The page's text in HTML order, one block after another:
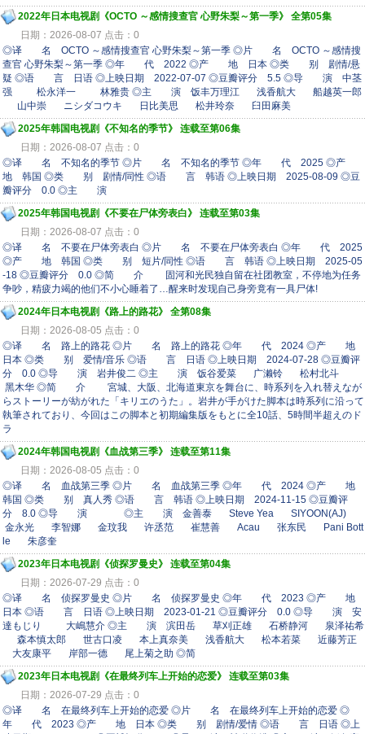
2022年日本电视剧《OCTO ～感情搜查官 心野朱梨～第一季》 全第05集
日期：2026-08-07 点击：0
◎译 名 OCTO ～感情搜查官 心野朱梨～第一季 ◎片 名 OCTO ～感情搜
查官 心野朱梨～第一季 ◎年 代 2022 ◎产 地 日本 ◎类 别 剧情/悬
疑 ◎语 言 日语 ◎上映日期 2022-07-07 ◎豆瓣评分 5.5 ◎导 演 中茎
强 松永洋一 林雅贵 ◎主 演 饭丰万理江 浅香航大 船越英一郎
山中崇 ニシダコウキ 日比美思 松井玲奈 臼田麻美
2025年韩国电视剧《不知名的季节》 连载至第06集
日期：2026-08-07 点击：0
◎译 名 不知名的季节 ◎片 名 不知名的季节 ◎年 代 2025 ◎产
地 韩国 ◎类 别 剧情/同性 ◎语 言 韩语 ◎上映日期 2025-08-09 ◎豆
瓣评分 0.0 ◎主 演
2025年韩国电视剧《不要在尸体旁表白》 连载至第03集
日期：2026-08-07 点击：0
◎译 名 不要在尸体旁表白 ◎片 名 不要在尸体旁表白 ◎年 代 2025
◎产 地 韩国 ◎类 别 短片/同性 ◎语 言 韩语 ◎上映日期 2025-05
-18 ◎豆瓣评分 0.0 ◎简 介 固河和光民独自留在社团教室，不停地为任务
争吵，精疲力竭的他们不小心睡着了…醒来时发现自己身旁竟有一具尸体!
2024年日本电视剧《路上的路花》 全第08集
日期：2026-08-05 点击：0
◎译 名 路上的路花 ◎片 名 路上的路花 ◎年 代 2024 ◎产 地
日本 ◎类 别 爱情/音乐 ◎语 言 日语 ◎上映日期 2024-07-28 ◎豆瓣评
分 0.0 ◎导 演 岩井俊二 ◎主 演 饭谷爱菜 广濑铃 松村北斗
黑木华 ◎简 介 宮城、大阪、北海道東京を舞台に、時系列を入れ替えなが
らストーリーが紡がれた「キリエのうた」。岩井が手がけた脚本は時系列に沿って
執筆されており、今回はこの脚本と初期編集版をもとに全10話、5時間半超えのド
ラ
2024年韩国电视剧《血战第三季》 连载至第11集
日期：2026-08-05 点击：0
◎译 名 血战第三季 ◎片 名 血战第三季 ◎年 代 2024 ◎产 地
韩国 ◎类 别 真人秀 ◎语 言 韩语 ◎上映日期 2024-11-15 ◎豆瓣评
分 8.0 ◎导 演 ◎主 演 金善泰 Steve Yea SIYOON(AJ)
金永光 李智娜 金玟我 许丞范 崔慧善 Acau 张东民 Pani Bott
le 朱彦奎
2023年日本电视剧《侦探罗曼史》 连载至第04集
日期：2026-07-29 点击：0
◎译 名 侦探罗曼史 ◎片 名 侦探罗曼史 ◎年 代 2023 ◎产 地
日本 ◎语 言 日语 ◎上映日期 2023-01-21 ◎豆瓣评分 0.0 ◎导 演 安
達もじり 大嶋慧介 ◎主 演 滨田岳 草刈正雄 石桥静河 泉泽祐希
森本慎太郎 世古口凌 本上真奈美 浅香航大 松本若菜 近藤芳正
大友康平 岸部一德 尾上菊之助 ◎简
2023年日本电视剧《在最终列车上开始的恋爱》 连载至第03集
日期：2026-07-29 点击：0
◎译 名 在最终列车上开始的恋爱 ◎片 名 在最终列车上开始的恋爱 ◎
年 代 2023 ◎产 地 日本 ◎类 别 剧情/爱情 ◎语 言 日语 ◎上